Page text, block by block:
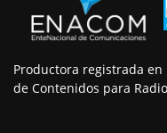
Productora registrada en
de Contenidos para